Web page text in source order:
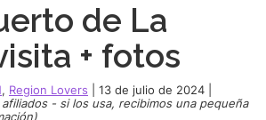
de La
+ fotos
, Region Lovers 13 de julio de 2024
- si los usa, recibimos una pequeña
)